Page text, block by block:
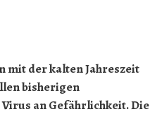
mit der kalten Jahreszeit
bisherigen
an Gefährlichkeit. Die